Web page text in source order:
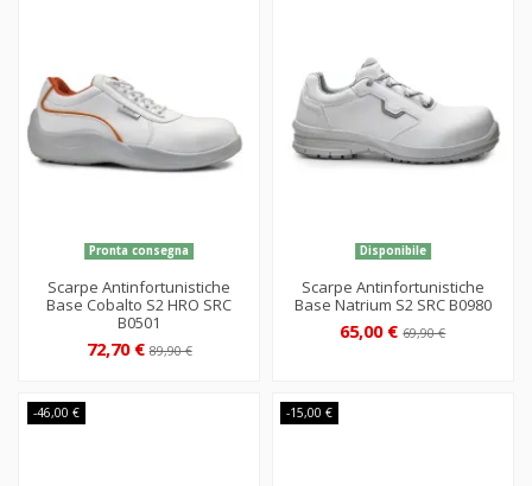
Pronta consegna
Scarpe Antinfortunistiche
Base Cobalto S2 HRO SRC
B0501
72,70 €89,90 €
Disponibile
Scarpe Antinfortunistiche
Base Natrium S2 SRC B0980
65,00 €69,90 €
-46,00 € -15,00 €